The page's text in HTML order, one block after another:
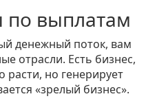
по выплатам
денежный поток, вам
отрасли. Есть бизнес,
расти, но генерирует
«зрелый бизнес».